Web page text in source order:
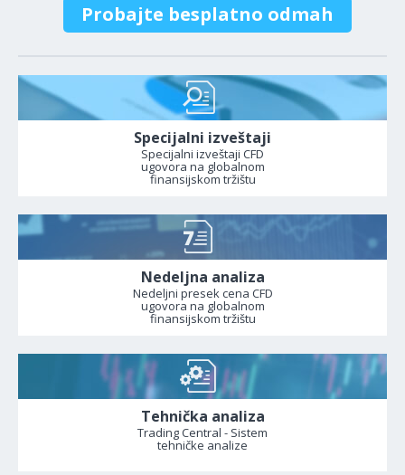
Probajte besplatno odmah
Specijalni izveštaji
Specijalni izveštaji CFD
ugovora na globalnom
finansijskom tržištu
Nedeljna analiza
Nedeljni presek cena CFD
ugovora na globalnom
finansijskom tržištu
Tehnička analiza
Trading Central - Sistem
tehničke analize